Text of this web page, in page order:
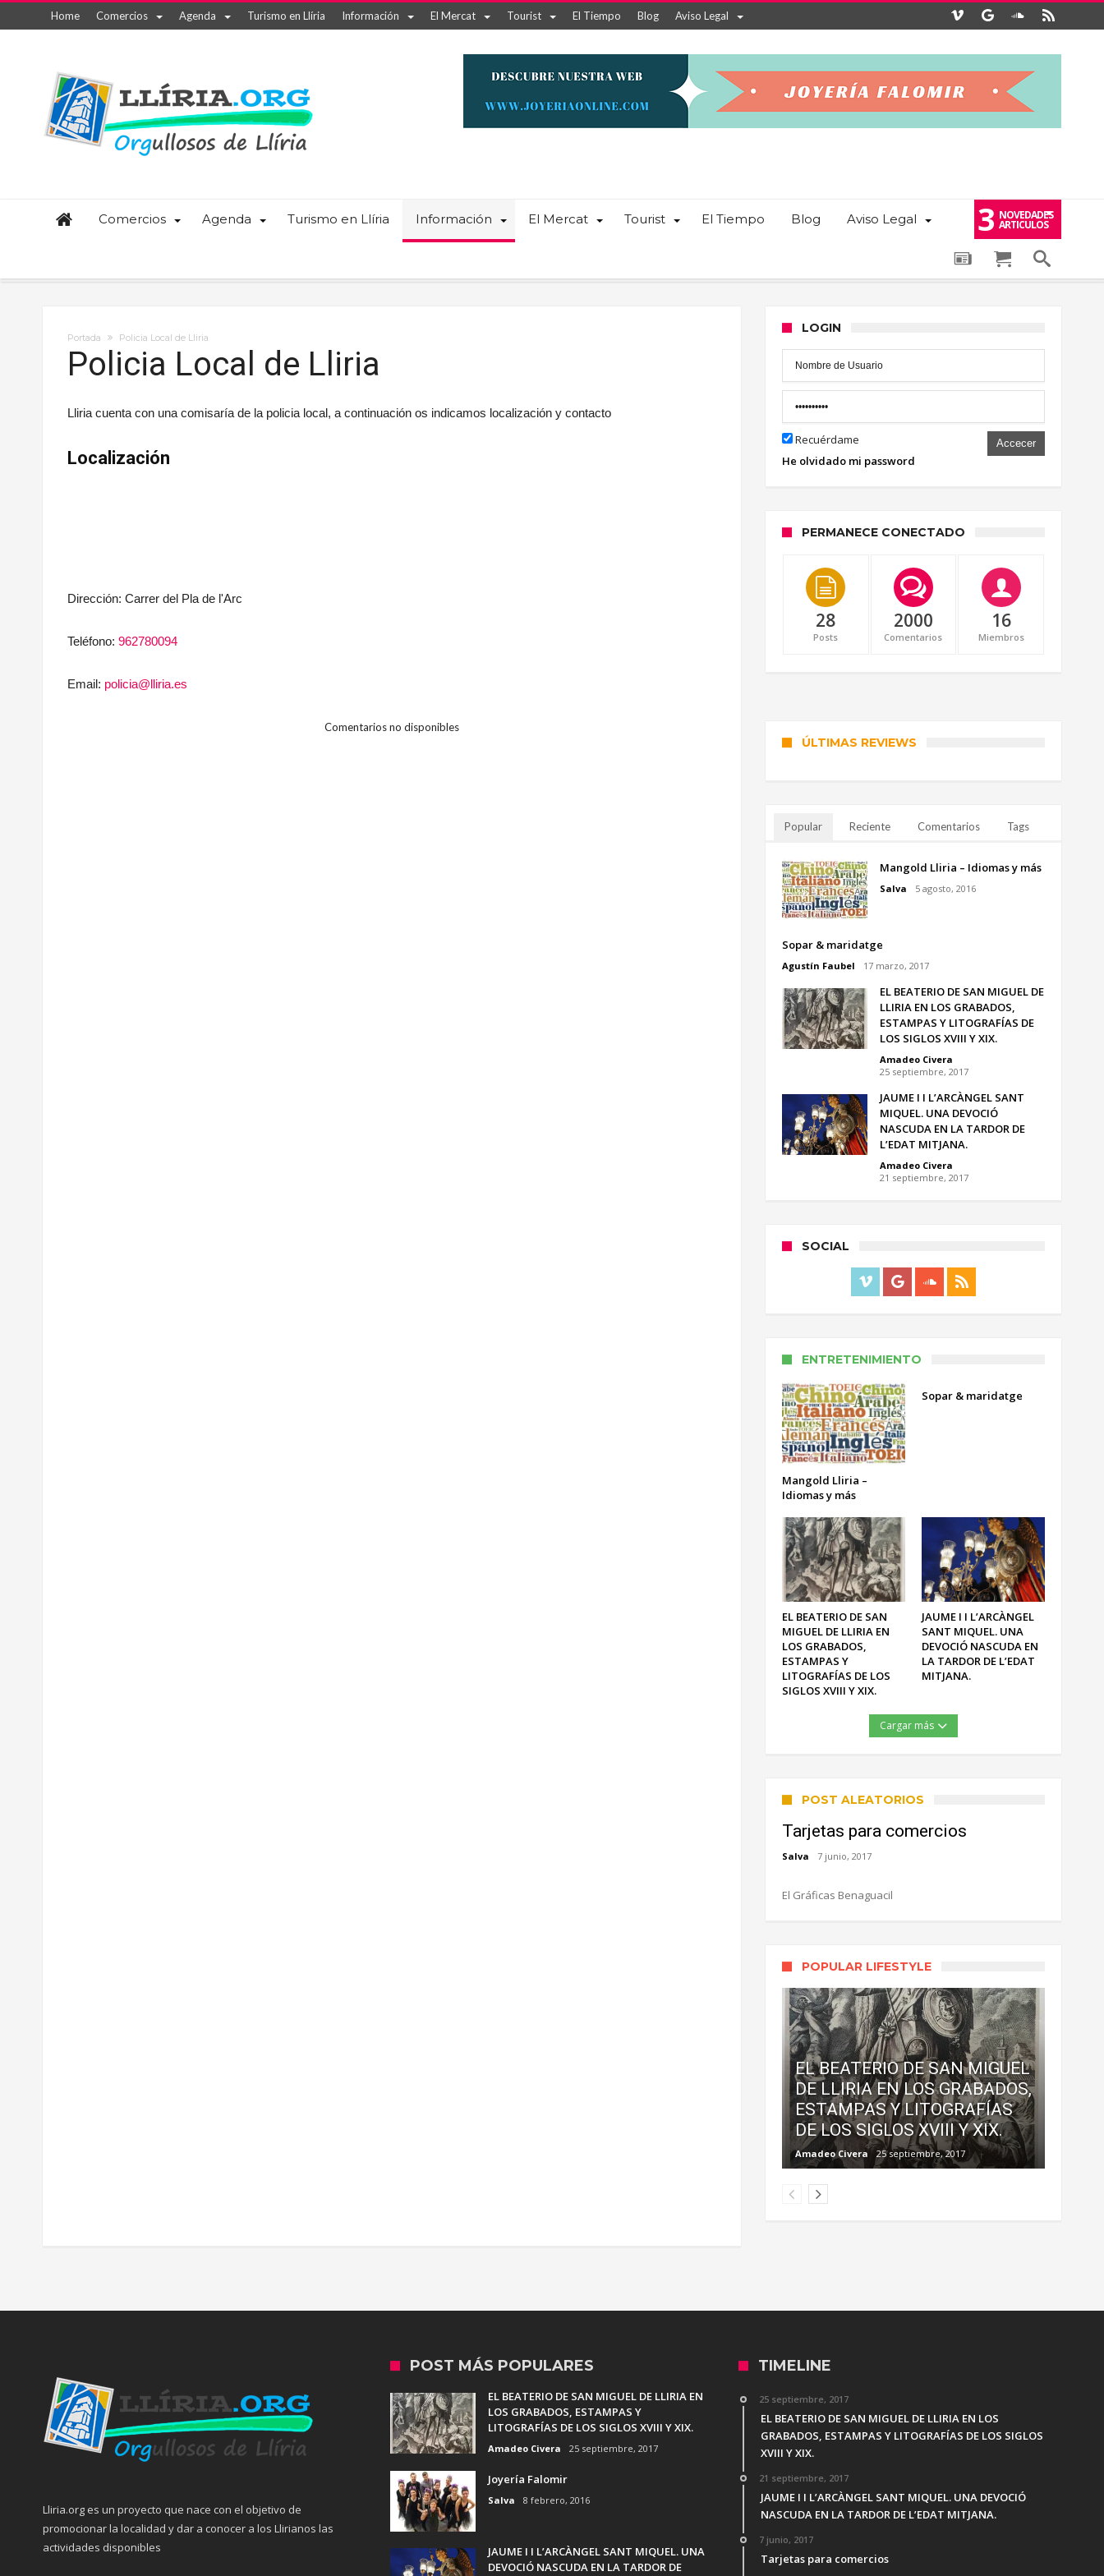
Home Comercios Agenda Turismo en Llíria Información El Mercat Tourist El Tiempo Blog Aviso Legal
Comercios Agenda Turismo en Llíria Información El Mercat Tourist El Tiempo Blog Aviso Legal 3 NOVEDADES
ARTICULOS
Portada Policia Local de Lliria
Policia Local de Lliria
Lliria cuenta con una comisaría de la policia local, a continuación os indicamos localización y contacto
Localización
Dirección: Carrer del Pla de l'Arc
Teléfono: 962780094
Email: policia@lliria.es
Comentarios no disponibles
LOGIN
Recuérdame Accecer
He olvidado mi password
PERMANECE CONECTADO
28
Posts
2000
Comentarios
16
Miembros
ÚLTIMAS REVIEWS
Popular Reciente Comentarios Tags
Mangold Lliria – Idiomas y más
Salva 5 agosto, 2016
Sopar & maridatge
Agustín Faubel 17 marzo, 2017
EL BEATERIO DE SAN MIGUEL DE
LLIRIA EN LOS GRABADOS,
ESTAMPAS Y LITOGRAFÍAS DE
LOS SIGLOS XVIII Y XIX.
Amadeo Civera
25 septiembre, 2017
JAUME I I L’ARCÀNGEL SANT
MIQUEL. UNA DEVOCIÓ
NASCUDA EN LA TARDOR DE
L’EDAT MITJANA.
Amadeo Civera
21 septiembre, 2017
SOCIAL
ENTRETENIMIENTO
Mangold Lliria –
Idiomas y más
Sopar & maridatge
EL BEATERIO DE SAN
MIGUEL DE LLIRIA EN
LOS GRABADOS,
ESTAMPAS Y
LITOGRAFÍAS DE LOS
SIGLOS XVIII Y XIX.
JAUME I I L’ARCÀNGEL
SANT MIQUEL. UNA
DEVOCIÓ NASCUDA EN
LA TARDOR DE L’EDAT
MITJANA.
Cargar más
POST ALEATORIOS
Tarjetas para comercios
Salva 7 junio, 2017
El Gráficas Benaguacil
POPULAR LIFESTYLE
EL BEATERIO DE SAN MIGUEL
DE LLIRIA EN LOS GRABADOS,
ESTAMPAS Y LITOGRAFÍAS
DE LOS SIGLOS XVIII Y XIX.
Amadeo Civera 25 septiembre, 2017
Lliria.org es un proyecto que nace con el objetivo de
promocionar la localidad y dar a conocer a los Llirianos las
actividades disponibles
POST MÁS POPULARES
EL BEATERIO DE SAN MIGUEL DE LLIRIA EN
LOS GRABADOS, ESTAMPAS Y
LITOGRAFÍAS DE LOS SIGLOS XVIII Y XIX.
Amadeo Civera 25 septiembre, 2017
Joyería Falomir
Salva 8 febrero, 2016
JAUME I I L’ARCÀNGEL SANT MIQUEL. UNA
DEVOCIÓ NASCUDA EN LA TARDOR DE
TIMELINE
25 septiembre, 2017
EL BEATERIO DE SAN MIGUEL DE LLIRIA EN LOS
GRABADOS, ESTAMPAS Y LITOGRAFÍAS DE LOS SIGLOS
XVIII Y XIX.
21 septiembre, 2017
JAUME I I L’ARCÀNGEL SANT MIQUEL. UNA DEVOCIÓ
NASCUDA EN LA TARDOR DE L’EDAT MITJANA.
7 junio, 2017
Tarjetas para comercios